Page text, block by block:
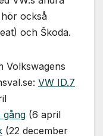
också
och Škoda.
Volkswagens
VW ID.7
gång (6 april
(22 december